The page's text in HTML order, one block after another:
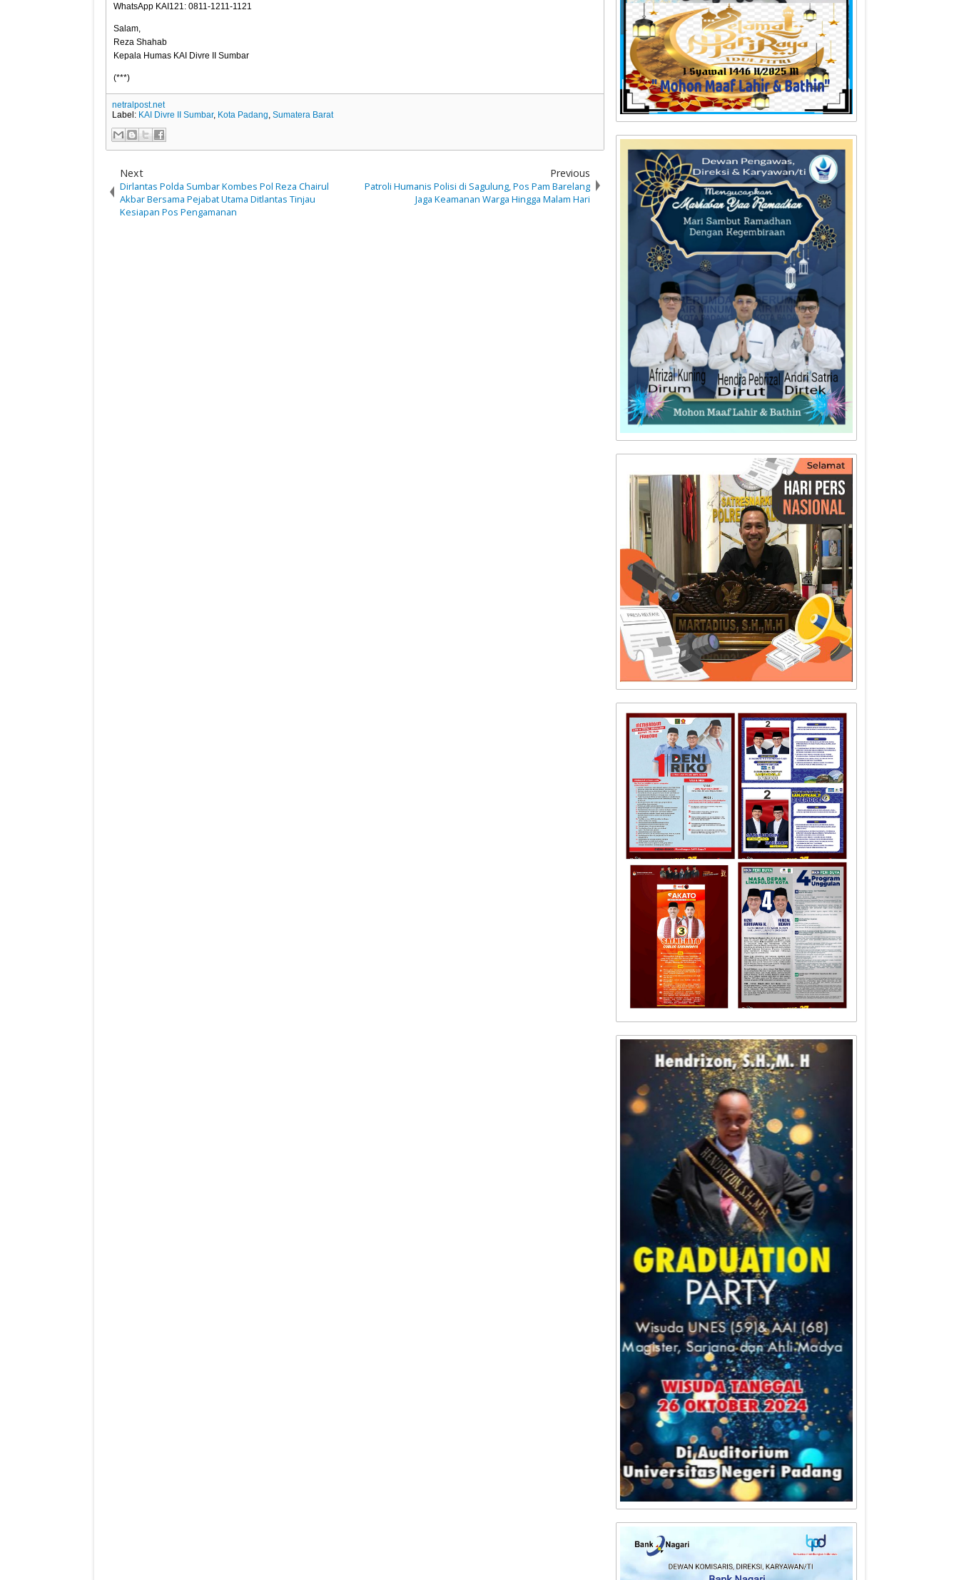
WhatsApp KAI121: 0811-1211-1121
Salam,
Reza Shahab
Kepala Humas KAI Divre II Sumbar
(***)
netralpost.net
Label: KAI Divre II Sumbar, Kota Padang,Sumatera Barat
Next
Dirlantas Polda Sumbar Kombes Pol Reza Chairul
Akbar Bersama Pejabat Utama Ditlantas Tinjau
Kesiapan Pos Pengamanan
Previous
Patroli Humanis Polisi di Sagulung, Pos Pam Barelang
Jaga Keamanan Warga Hingga Malam Hari